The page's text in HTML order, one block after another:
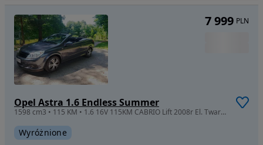
Opel Astra 1.6 Endless Summer
1598 cm3 • 115 KM • 1.6 16V 115KM CABRIO Lift 2008r El. Twardy Dach Skóry Klima Atrakcyjna
Wyróżnione
7 999 PLN